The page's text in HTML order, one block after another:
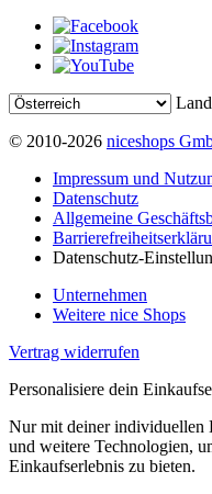
© 2010-2026 niceshops
Impressum und
Datenschutz
Allgemeine
Datenschutz-
Unternehmen
Weitere nice Shops
Vertrag widerrufen
Personalisiere dein
Nur mit deiner
und weitere Technologien,
Einkaufserlebnis zu bieten.